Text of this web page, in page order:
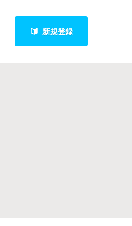
新規登録